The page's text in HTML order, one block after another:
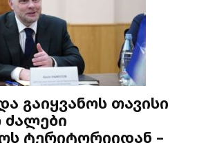
გაიყვანოს თავისი
ძალები
ტერიტორიიდან –